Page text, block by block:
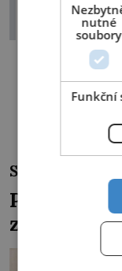
Drsné
na útěku
Plavil
SOUVISEJÍCÍ
Pohřbili
zaživa?
nutné
soubory
Funkční